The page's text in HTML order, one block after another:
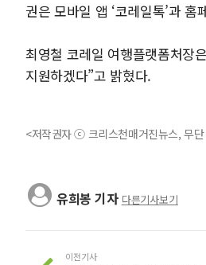
권은 모바일 앱 ‘코레일톡’과
최영철 코레일 여행플랫폼처장
지원하겠다”고 밝혔다.
<저작권자 ⓒ 크리스천매거진뉴스, 무
유희봉 기자 다른기사보기
이전기사